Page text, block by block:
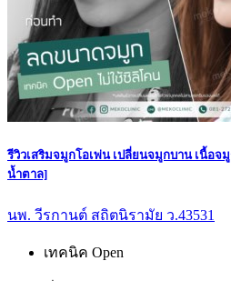
รีวิวเสริมจมูกโอเพ่น เปลี่ยนจมูกบาน เนื้อ
น้ำตาล]
นพ. วีรกานต์ สถิตนิรามัย ว.43531
เทคนิค Open